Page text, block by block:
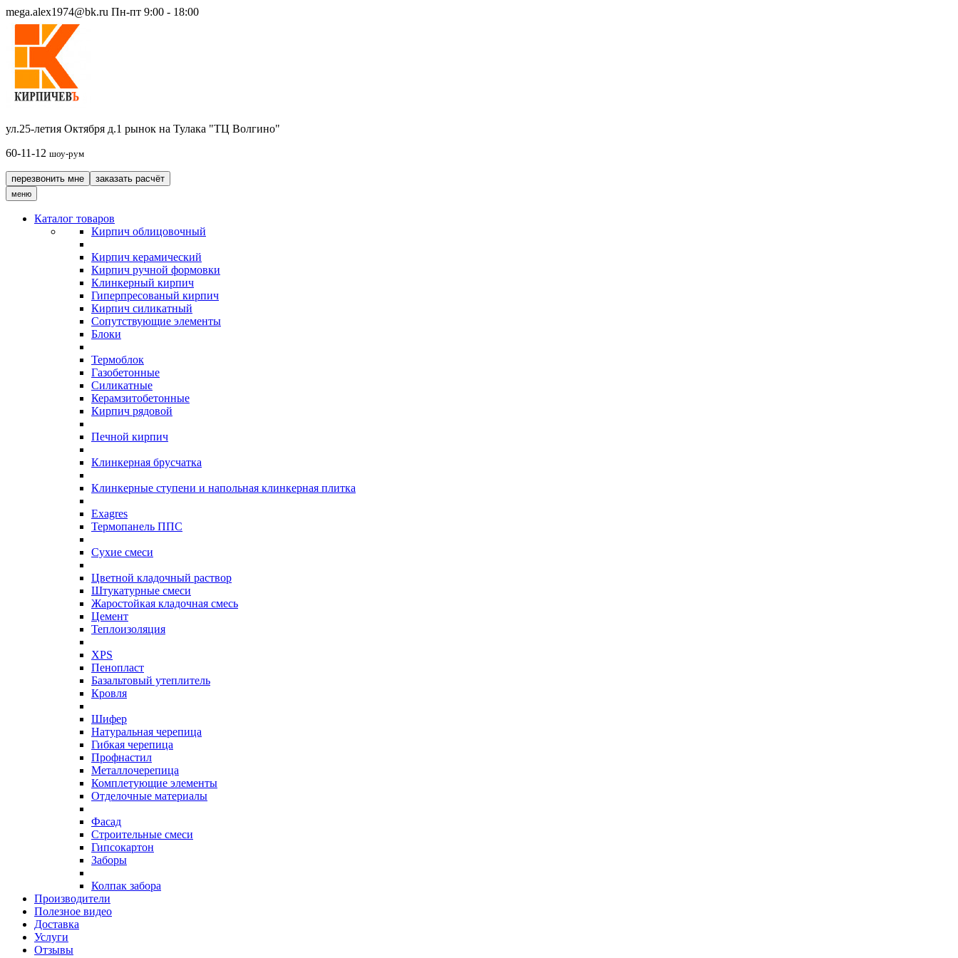
mega.alex1974@bk.ru Пн-пт 9:00 - 18:00
ул.25-летия Октября д.1 рынок на Тулака "ТЦ Волгино"
60-11-12 шоу-рум
перезвонить мне заказать расчёт
меню
Каталог товаров
Кирпич облицовочный
Кирпич керамический
Кирпич ручной формовки
Клинкерный кирпич
Гиперпресованый кирпич
Кирпич силикатный
Сопутствующие элементы
Блоки
Термоблок
Газобетонные
Силикатные
Керамзитобетонные
Кирпич рядовой
Печной кирпич
Клинкерная брусчатка
Клинкерные ступени и напольная клинкерная плитка
Exagres
Термопанель ППС
Сухие смеси
Цветной кладочный раствор
Штукатурные смеси
Жаростойкая кладочная смесь
Цемент
Теплоизоляция
XPS
Пенопласт
Базальтовый утеплитель
Кровля
Шифер
Натуральная черепица
Гибкая черепица
Профнастил
Металлочерепица
Комплетующие элементы
Отделочные материалы
Фасад
Строительные смеси
Гипсокартон
Заборы
Колпак забора
Производители
Полезное видео
Доставка
Услуги
Отзывы